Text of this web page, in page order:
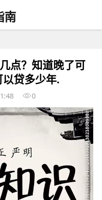
南
点？知道晚了可
贷多少年.
0